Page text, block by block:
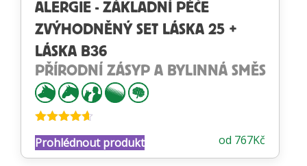
ALERGIE - ZÁKLADNÍ PÉČE
ZVÝHODNĚNÝ SET LÁSKA 25 +
LÁSKA B36
PŘÍRODNÍ ZÁSYP A BYLINNÁ SMĚS
4.58z 5 od 767Kč
Prohlédnout produkt